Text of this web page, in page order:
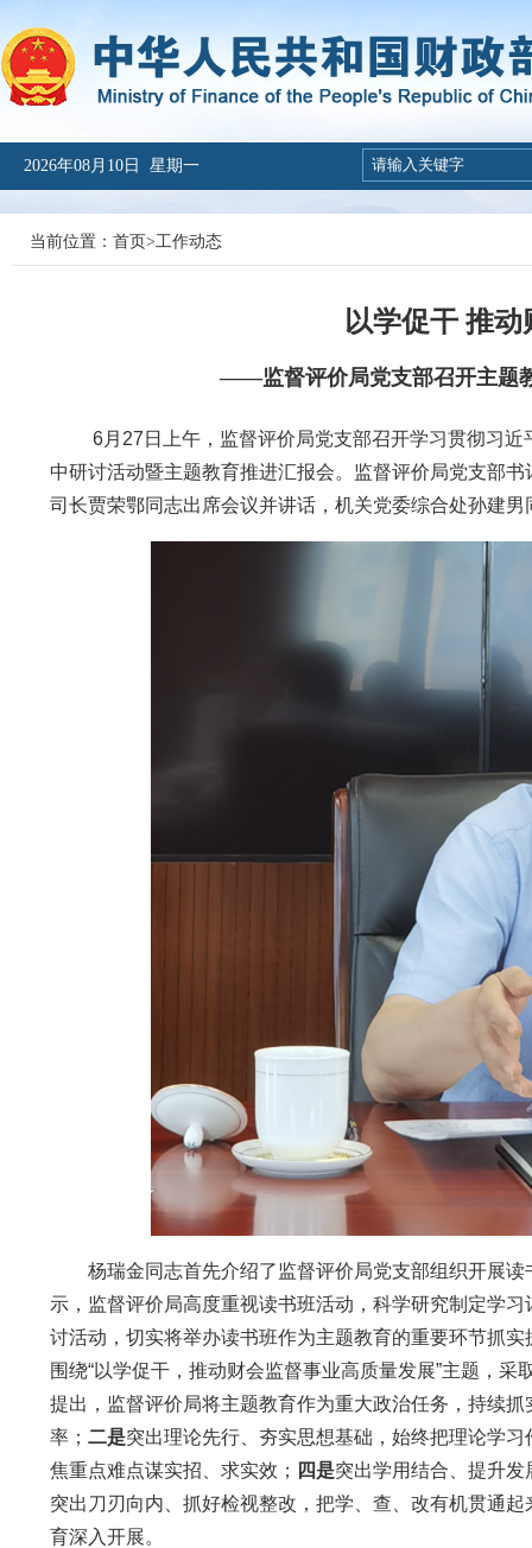
2026年08月10日 星期一
当前位置： 首页>工作动态
以学促干 推
——监督评价局党支部召开主题
6月27日上午，监督评价局党支部召开学习贯彻习近
中研讨活动暨主题教育推进汇报会。监督评价局党支部
司长贾荣鄂同志出席会议并讲话，机关党委综合处孙建
杨瑞金同志首先介绍了监督评价局党支部组织开展读
示，监督评价局高度重视读书班活动，科学研究制定学
讨活动，切实将举办读书班作为主题教育的重要环节抓
围绕“以学促干，推动财会监督事业高质量发展”主题，
提出，监督评价局将主题教育作为重大政治任务，持续抓
率；二是突出理论先行、夯实思想基础，始终把理论学
焦重点难点谋实招、求实效； 四是突出学用结合、提升
突出刀刃向内、抓好检视整改，把学、查、改有机贯通起
育深入开展。